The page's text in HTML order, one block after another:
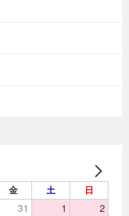
金 土 日
31 1 2